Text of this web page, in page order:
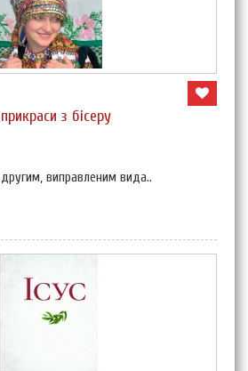
з бісеру
виправленим вида..